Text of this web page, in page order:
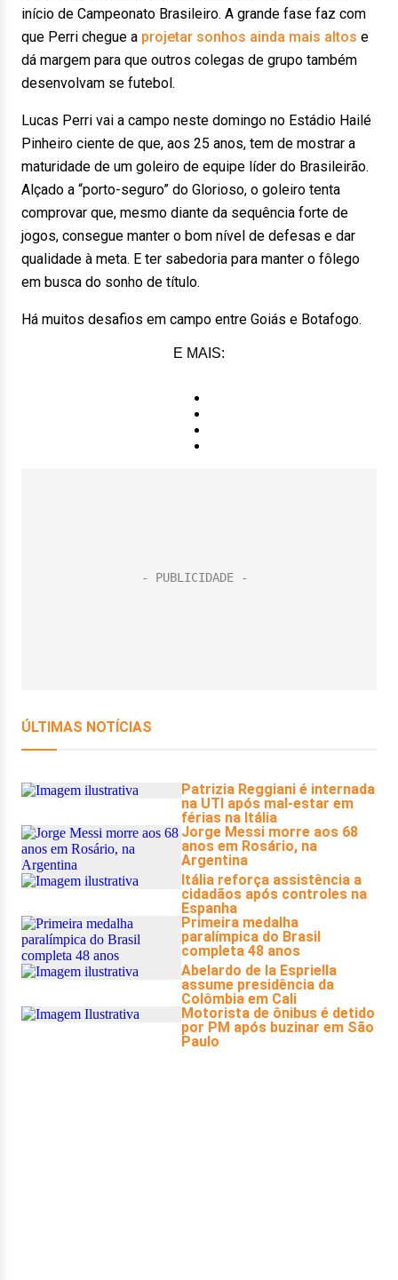
início de Campeonato Brasileiro. A grande fase faz com
que Perri chegue a projetar sonhos ainda mais altos e
dá margem para que outros colegas de grupo também
desenvolvam se futebol.
Lucas Perri vai a campo neste domingo no Estádio Hailé
Pinheiro ciente de que, aos 25 anos, tem de mostrar a
maturidade de um goleiro de equipe líder do Brasileirão.
Alçado a “porto-seguro” do Glorioso, o goleiro tenta
comprovar que, mesmo diante da sequência forte de
jogos, consegue manter o bom nível de defesas e dar
qualidade à meta. E ter sabedoria para manter o fôlego
em busca do sonho de título.
Há muitos desafios em campo entre Goiás e Botafogo.
E MAIS: